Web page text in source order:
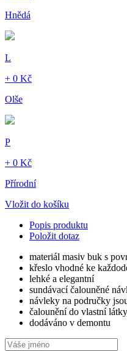
Hnědá
L
+ 0 Kč
Olše
P
+ 0 Kč
Přírodní
Vložit do košíku
Popis produktu
Položit dotaz
materiál masiv buk s
křeslo vhodné ke
lehké a elegantní
sundávací čalouněné
návleky na područky
čalounění do vlastní
dodáváno v demontu